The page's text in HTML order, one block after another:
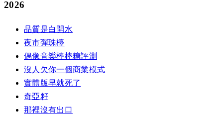
2026
品質是白開水
夜市彈珠檯
偶像音樂棒棒糖評測
沒人欠你一個商業模式
實體版早就死了
奇亞籽
那裡沒有出口